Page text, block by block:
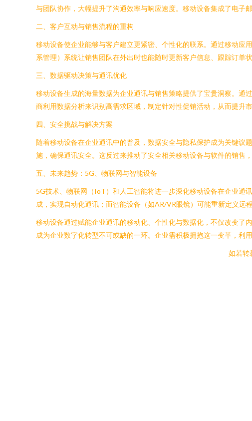
与团队协作，大幅提升了沟通效率与响应速度。移动设备集成了电子
二、客户互动与销售流程的重构
移动设备使企业能够与客户建立更紧密、个性化的联系。通过移动应
系管理）系统让销售团队在外出时也能随时更新客户信息、跟踪订单
三、数据驱动决策与通讯优化
移动设备生成的海量数据为企业通讯与销售策略提供了宝贵洞察。通
商利用数据分析来识别高需求区域，制定针对性促销活动，从而提升
四、安全挑战与解决方案
随着移动设备在企业通讯中的普及，数据安全与隐私保护成为关键
施，确保通讯安全。这反过来推动了安全相关移动设备与软件的销售
五、未来趋势：5G、物联网与智能设备
5G技术、物联网（IoT）和人工智能将进一步深化移动设备在企业通
成，实现自动化通讯；而智能设备（如AR/VR眼镜）可能重新定义远
移动设备通过赋能企业通讯的移动化、个性化与数据化，不仅改变了
成为企业数字化转型不可或缺的一环。企业需积极拥抱这一变革，利
如若转